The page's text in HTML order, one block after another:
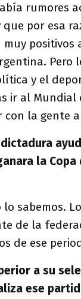
rumores
que por esa
positivos
Pero
y el
ir al Mundial
con la gente
la Copa
lo sabemos.
de la
de ese
a su
ese